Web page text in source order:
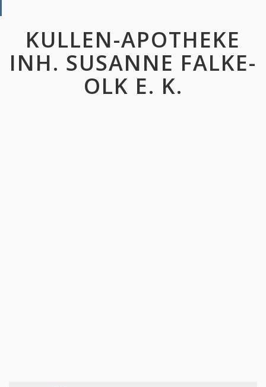
KULLEN-APOTHEKE
INH. SUSANNE FALKE-
OLK E. K.